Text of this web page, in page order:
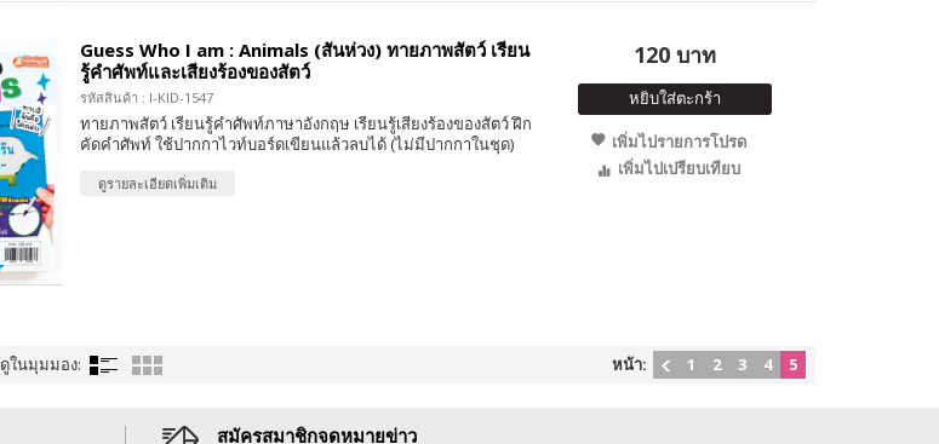
Guess Who I am : Animals (สันห่วง) ทายภาพสัตว์ เรียน
รู้คำศัพท์และเสียงร้องของสัตว์
รหัสสินค้า : I-KID-1547
ทายภาพสัตว์ เรียนรู้คำศัพท์ภาษาอังกฤษ เรียนรู้เสียงร้องของสัตว์ ฝึก
คัดคำศัพท์ ใช้ปากกาไวท์บอร์ดเขียนแล้วลบได้ (ไม่มีปากกาในชุด)
ดูรายละเอียดเพิ่มเติม
120 บาท
หยิบใส่ตะกร้า
เพิ่มไปรายการโปรด
เพิ่มไปเปรียบเทียบ
ดูในมุมมอง: หน้า: 1 2 3 4 5
สมัครสมาชิกจดหมายข่าว